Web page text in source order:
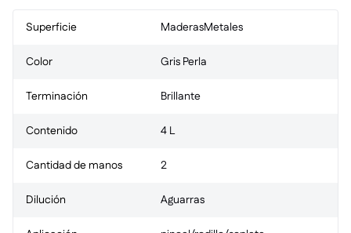
Superficie MaderasMetales
Color Gris Perla
Terminación Brillante
Contenido 4 L
Cantidad de manos 2
Dilución Aguarras